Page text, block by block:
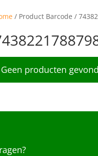
/ Product Barcode /
Geen producten